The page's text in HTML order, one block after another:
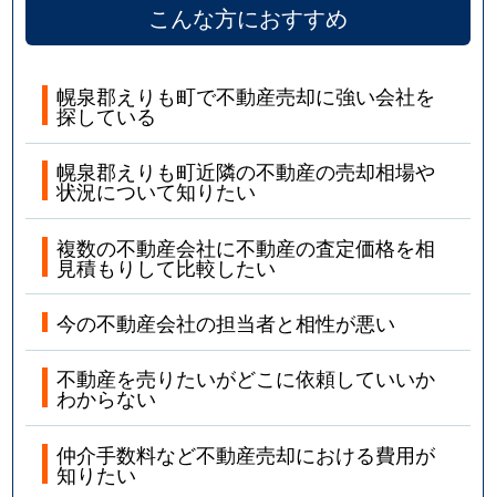
こんな方におすすめ
幌泉郡えりも町で不動産売却に強い会社を
探している
幌泉郡えりも町近隣の不動産の売却相場や
状況について知りたい
複数の不動産会社に不動産の査定価格を相
見積もりして比較したい
今の不動産会社の担当者と相性が悪い
不動産を売りたいがどこに依頼していいか
わからない
仲介手数料など不動産売却における費用が
知りたい